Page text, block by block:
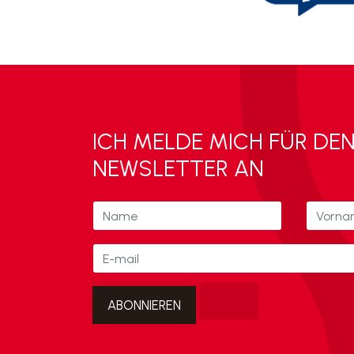
ICH MELDE MICH FÜR
NEWSLETTER AN